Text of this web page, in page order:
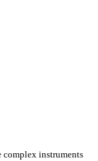
complex instruments